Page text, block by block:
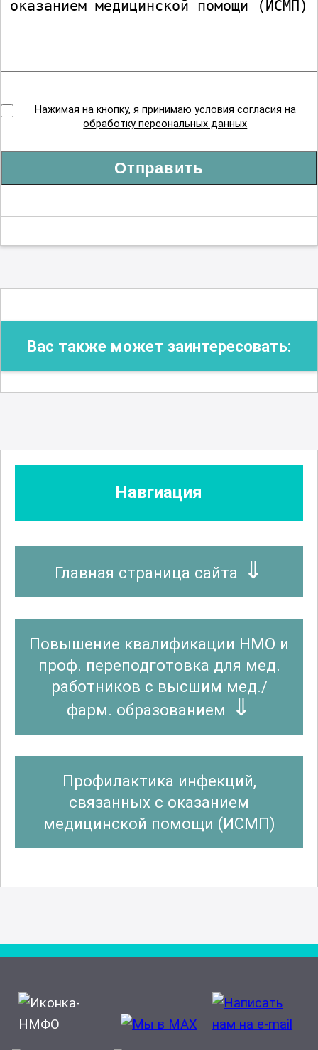
Детская хирургия
Детская эндокринология
Кардиология
Клиническая лабораторная диагностика
Колопроктология
Косметология
Лечебная физкультура и спортивная
медицина
Медико-профилактическое дело
Нажимая на кнопку, я принимаю условия согласия на
обработку персональных данных
Отправить
Вас также может заинтересовать:
Навгиация
Главная страница сайта
Повышение квалификации НМО и
проф. переподготовка для мед.
работников с высшим мед./
фарм. образованием
Профилактика инфекций,
связанных с оказанием
медицинской помощи (ИСМП)